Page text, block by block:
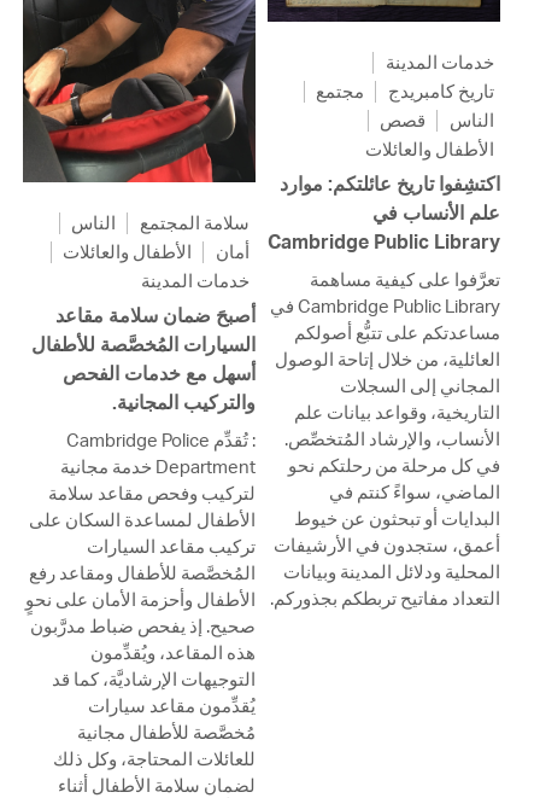
سلامة المجتمع
الناس
أمان
الأطفال والعائلات
خدمات المدينة
أصبحَ ضمان سلامة مقاعد
السيارات المُخصَّصة للأطفال
أسهل مع خدمات الفحص
والتركيب المجانية.
: تُقدِّم Cambridge Police
Department خدمة مجانية
لتركيب وفحص مقاعد سلامة
الأطفال لمساعدة السكان على
تركيب مقاعد السيارات
المُخصَّصة للأطفال ومقاعد رفع
الأطفال وأحزمة الأمان على نحوٍ
صحيح. إذ يفحص ضباط مدرَّبون
هذه المقاعد، ويُقدِّمون
التوجيهات الإرشاديَّة، كما قد
يُقدِّمون مقاعد سيارات
مُخصَّصة للأطفال مجانية
للعائلات المحتاجة، وكل ذلك
لضمان سلامة الأطفال أثناء
خدمات المدينة
تاريخ كامبريدج
مجتمع
الناس
قصص
الأطفال والعائلات
اكتشِفوا تاريخ عائلتكم: موارد
علم الأنساب في
Cambridge Public Library
تعرَّفوا على كيفية مساهمة
Cambridge Public Library في
مساعدتكم على تتبُّع أصولكم
العائلية، من خلال إتاحة الوصول
المجاني إلى السجلات
التاريخية، وقواعد بيانات علم
الأنساب، والإرشاد المُتخصِّص.
في كل مرحلة من رحلتكم نحو
الماضي، سواءً كنتم في
البدايات أو تبحثون عن خيوط
أعمق، ستجدون في الأرشيفات
المحلية ودلائل المدينة وبيانات
التعداد مفاتيح تربطكم بجذوركم.